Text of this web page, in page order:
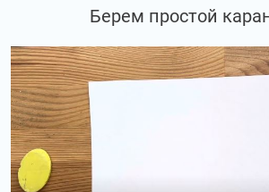
Берем простой